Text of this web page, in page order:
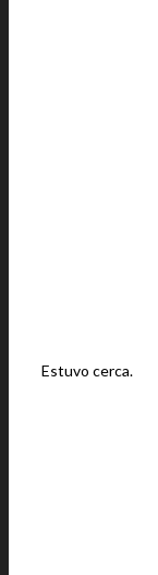
Estuvo cerca.